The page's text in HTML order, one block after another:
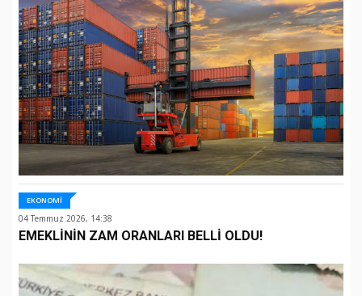
EKONOMİ
04 Temmuz 2026, 14:38
EMEKLİNİN ZAM ORANLARI BELLİ OLDU!